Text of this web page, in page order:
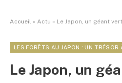
Accueil » Actu » Le Japon, un géant vert
LES FORÊTS AU JAPON : UN TRÉSOR
Le Japon, un